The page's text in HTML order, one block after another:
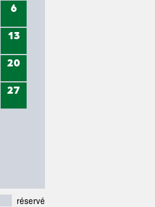
6
13
20
27
réservé